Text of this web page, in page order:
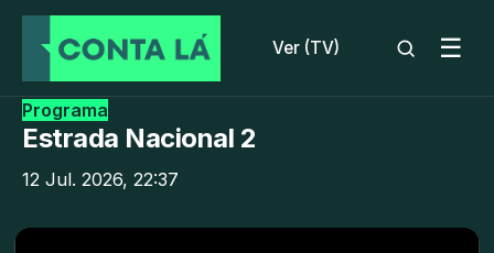
Ver (TV) ☰
Programa
Estrada Nacional 2
12 Jul. 2026, 22:37